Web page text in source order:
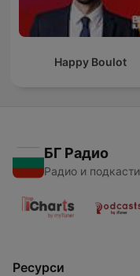
Happy Boulot
БГ Радио
Радио и подкасти
Ресурси